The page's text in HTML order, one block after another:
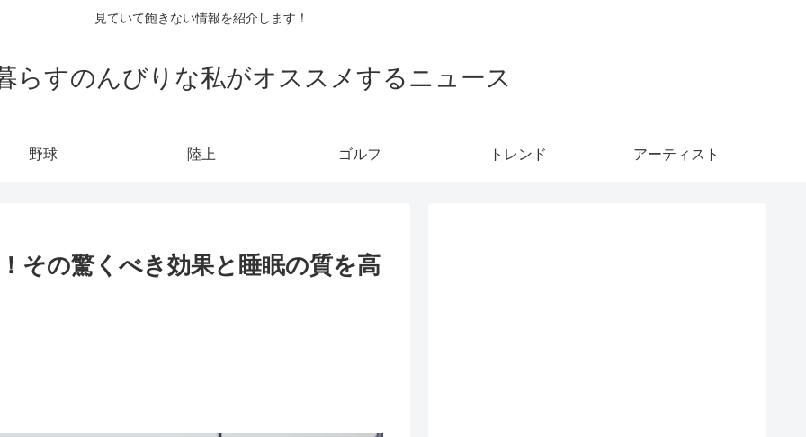
見ていて飽きない情報を紹介します！
らすのんびりな私がオススメするニュース
野球 陸上 ゴルフ トレンド アーティスト
その驚くべき効果と睡眠の質を高